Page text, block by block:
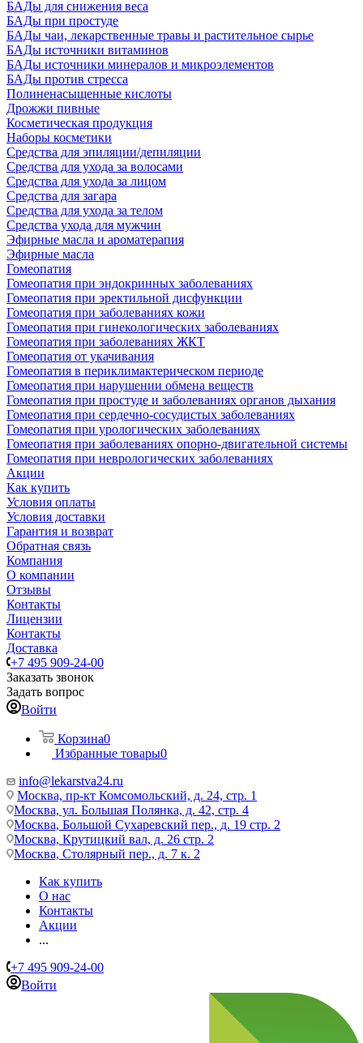
БАДы для снижения веса
БАДы при простуде
БАДы чаи, лекарственные травы и растительное сырье
БАДы источники витаминов
БАДы источники минералов и микроэлементов
БАДы против стресса
Полиненасыщенные кислоты
Дрожжи пивные
Косметическая продукция
Наборы косметики
Средства для эпиляции/депиляции
Средства для ухода за волосами
Средства для ухода за лицом
Средства для загара
Средства для ухода за телом
Средства ухода для мужчин
Эфирные масла и ароматерапия
Эфирные масла
Гомеопатия
Гомеопатия при эндокринных заболеваниях
Гомеопатия при эректильной дисфункции
Гомеопатия при заболеваниях кожи
Гомеопатия при гинекологических заболеваниях
Гомеопатия при заболеваниях ЖКТ
Гомеопатия от укачивания
Гомеопатия в периклимактерическом периоде
Гомеопатия при нарушении обмена веществ
Гомеопатия при простуде и заболеваниях органов дыхания
Гомеопатия при сердечно-сосудистых заболеваниях
Гомеопатия при урологических заболеваниях
Гомеопатия при заболеваниях опорно-двигательной системы
Гомеопатия при неврологических заболеваниях
Акции
Как купить
Условия оплаты
Условия доставки
Гарантия и возврат
Обратная связь
Компания
О компании
Отзывы
Контакты
Лицензии
Контакты
Доставка
+7 495 909-24-00
Заказать звонок
Задать вопрос
Войти
Корзина0
Избранные товары0
info@lekarstva24.ru
Москва, пр-кт Комсомольский, д. 24, стр. 1
Москва, ул. Большая Полянка, д. 42, стр. 4
Москва, Большой Сухаревский пер., д. 19 стр. 2
Москва, Крутицкий вал, д. 26 стр. 2
Москва, Столярный пер., д. 7 к. 2
Как купить
О нас
Контакты
Акции
...
+7 495 909-24-00
Войти